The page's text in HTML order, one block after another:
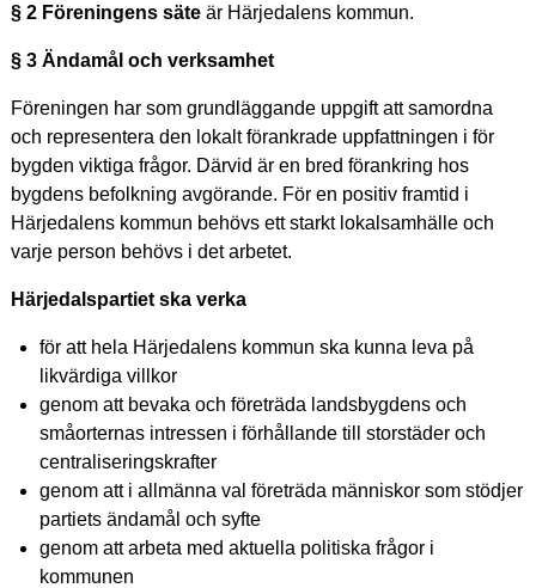
§ 2 Föreningens säte är Härjedalens kommun.
§ 3 Ändamål och verksamhet
Föreningen har som grundläggande uppgift att samordna
och representera den lokalt förankrade uppfattningen i för
bygden viktiga frågor. Därvid är en bred förankring hos
bygdens befolkning avgörande. För en positiv framtid i
Härjedalens kommun behövs ett starkt lokalsamhälle och
varje person behövs i det arbetet.
Härjedalspartiet ska verka
för att hela Härjedalens kommun ska kunna leva på
likvärdiga villkor
genom att bevaka och företräda landsbygdens och
småorternas intressen i förhållande till storstäder och
centraliseringskrafter
genom att i allmänna val företräda människor som stödjer
partiets ändamål och syfte
genom att arbeta med aktuella politiska frågor i
kommunen